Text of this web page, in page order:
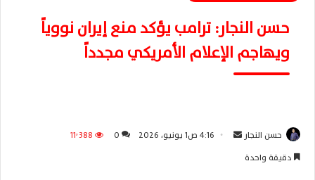
حسن النجار: ترامب يؤكد منع إيران نووياً
ويهاجم الإعلام الأمريكي مجدداً
حسن النجار 4:16 ص1 يونيو، 2026 0
11٬388
دقيقة واحدة